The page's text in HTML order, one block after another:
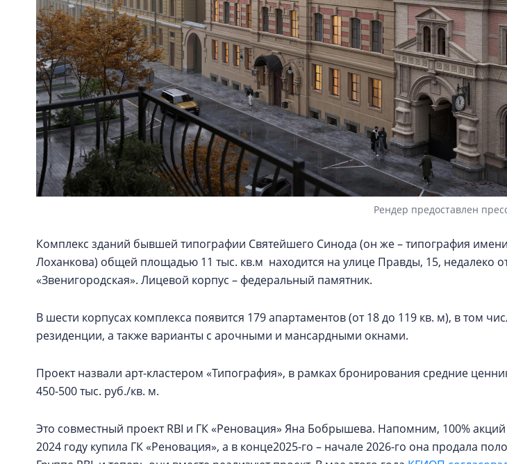
Рендер предоставлен
Комплекс зданий бывшей типографии Святейшего Синода (он же – типография
Лоханкова) общей площадью 11 тыс. кв.м находится на улице Правды, 15, недалеко
«Звенигородская». Лицевой корпус – федеральный памятник.
В шести корпусах комплекса появится 179 апартаментов (от 18 до 119 кв. м), в том
резиденции, а также варианты с арочными и мансардными окнами.
Проект назвали арт-кластером «Типография», в рамках бронирования средние
450-500 тыс. руб./кв. м.
Это совместный проект RBI и ГК «Реновация» Яна Бобрышева. Напомним, 100%
2024 году купила ГК «Реновация», а в конце2025-го – начале 2026-го она продала